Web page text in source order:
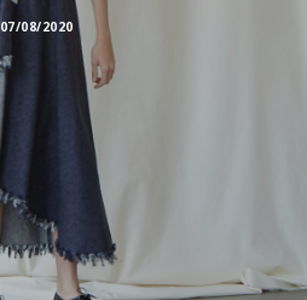
07/08/2020